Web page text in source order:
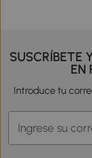
SUSCRÍBETE
EN
Introduce tu